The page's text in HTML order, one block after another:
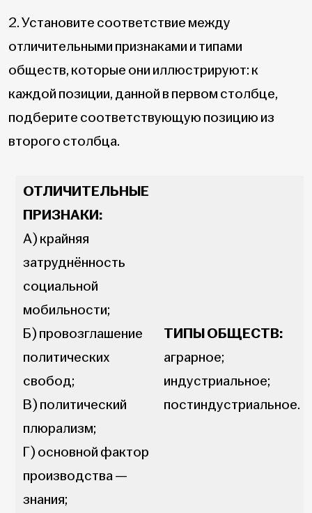
2. Установите соответствие между
отличительными признаками и типами
обществ, которые они иллюстрируют: к
каждой позиции, данной в первом столбце,
подберите соответствующую позицию из
второго столбца.
ОТЛИЧИТЕЛЬНЫЕ
ПРИЗНАКИ:
А) крайняя
затруднённость
социальной
мобильности;
Б) провозглашение
политических
свобод;
В) политический
плюрализм;
Г) основной фактор
производства —
знания;
ТИПЫ ОБЩЕСТВ:
аграрное;
индустриальное;
постиндустриальное.